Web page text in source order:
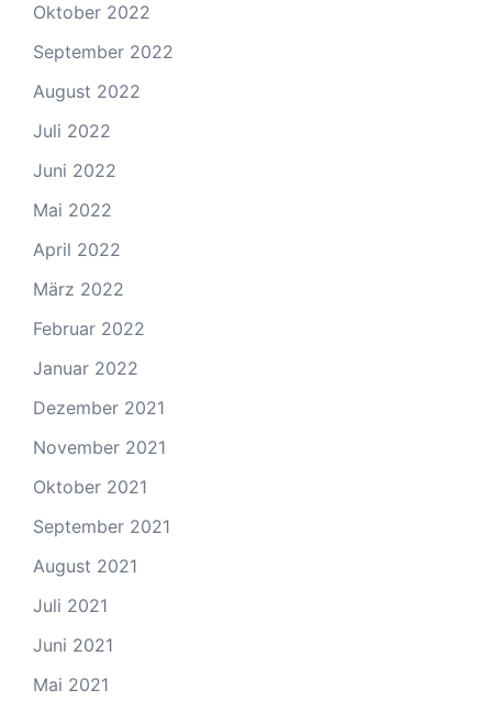
Oktober 2022
September 2022
August 2022
Juli 2022
Juni 2022
Mai 2022
April 2022
März 2022
Februar 2022
Januar 2022
Dezember 2021
November 2021
Oktober 2021
September 2021
August 2021
Juli 2021
Juni 2021
Mai 2021